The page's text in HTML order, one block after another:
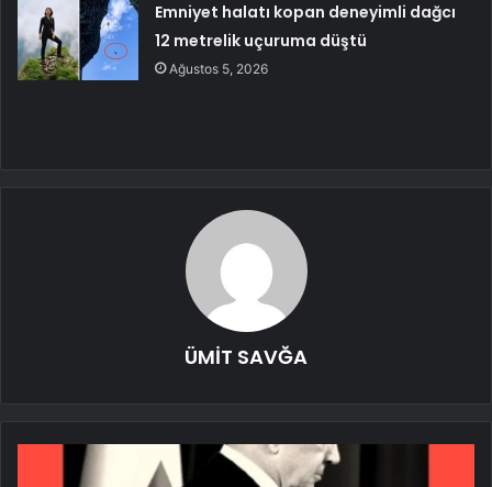
Emniyet halatı kopan deneyimli dağcı
12 metrelik uçuruma düştü
Ağustos 5, 2026
ÜMİT SAVĞA